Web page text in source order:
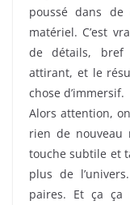
poussé dans
matériel. C’est
de détails, bref
attirant, et le
chose d’immersif.
Alors attention,
rien de nouveau
touche subtile et
plus de
paires. Et ça ça